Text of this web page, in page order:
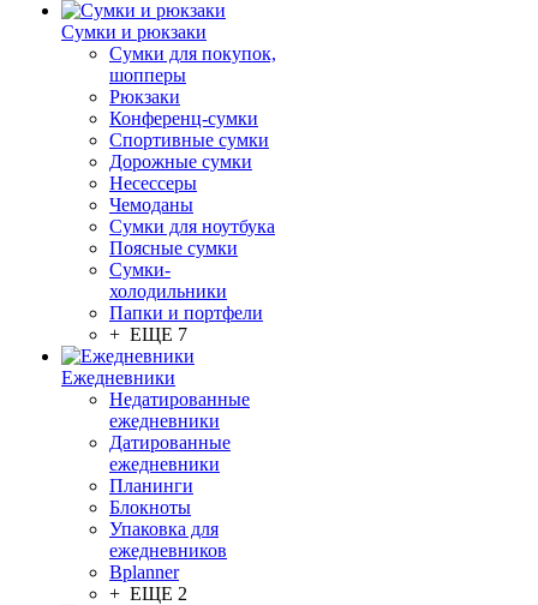
Сумки и рюкзаки
Сумки для покупок,
шопперы
Рюкзаки
Конференц-сумки
Спортивные сумки
Дорожные сумки
Несессеры
Чемоданы
Сумки для ноутбука
Поясные сумки
Сумки-
холодильники
Папки и портфели
+ ЕЩЕ 7
Ежедневники
Недатированные
ежедневники
Датированные
ежедневники
Планинги
Блокноты
Упаковка для
ежедневников
Bplanner
+ ЕЩЕ 2